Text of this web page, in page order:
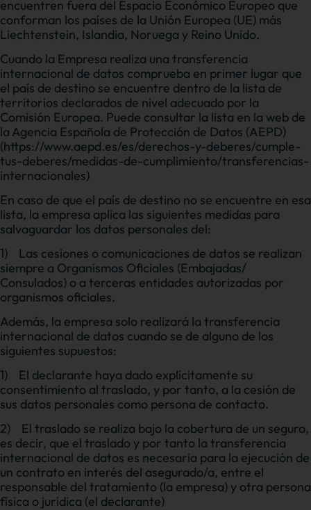
encuentren fuera del Espacio Económico Europeo que
conforman los países de la Unión Europea (UE) más
Liechtenstein, Islandia, Noruega y Reino Unido.
Cuando la Empresa realiza una transferencia
internacional de datos comprueba en primer lugar que
el país de destino se encuentre dentro de la lista de
territorios declarados de nivel adecuado por la
Comisión Europea. Puede consultar la lista en la web de
la Agencia Española de Protección de Datos (AEPD)
(https://www.aepd.es/es/derechos-y-deberes/cumple-
tus-deberes/medidas-de-cumplimiento/transferencias-
internacionales)
En caso de que el país de destino no se encuentre en esa
lista, la empresa aplica las siguientes medidas para
salvaguardar los datos personales del:
1)
Las cesiones o comunicaciones de datos se realizan
siempre a Organismos Oficiales (Embajadas/
Consulados) o a terceras entidades autorizadas por
organismos oficiales.
Además, la empresa solo realizará la transferencia
internacional de datos cuando se de alguno de los
siguientes supuestos:
1)
El declarante haya dado explícitamente su
consentimiento al traslado, y por tanto, a la cesión de
sus datos personales como persona de contacto.
2)
El traslado se realiza bajo la cobertura de un seguro,
es decir, que el traslado y por tanto la transferencia
internacional de datos es necesaria para la ejecución de
un contrato en interés del asegurado/a, entre el
responsable del tratamiento (la empresa) y otra persona
física o jurídica (el declarante)